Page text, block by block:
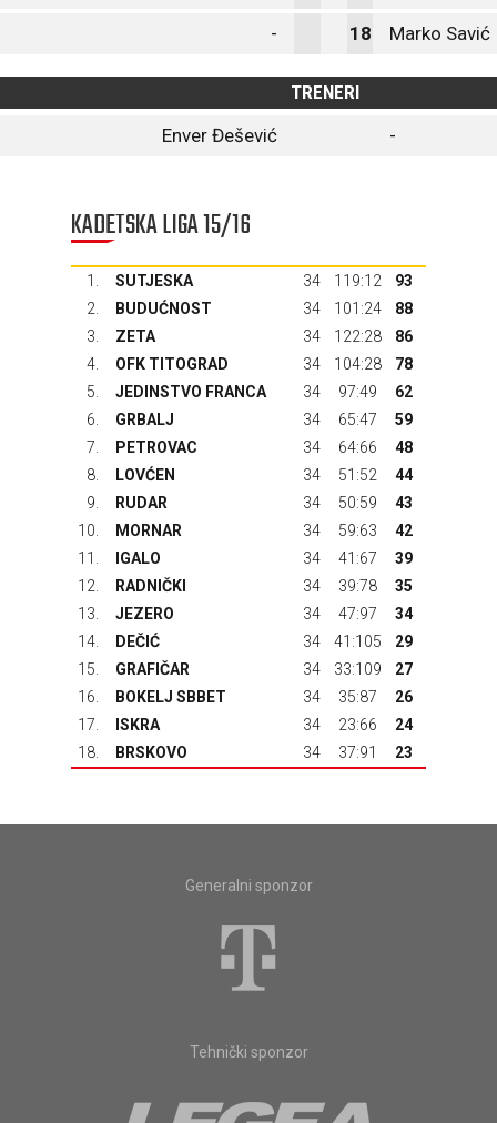
- 18 Marko Savić
TRENERI
Enver Đešević
-
KADETSKA LIGA 15/16
1. SUTJESKA 34 119:12
93
2.
BUDUĆNOST 34 101:24
88
3.
ZETA 34 122:28
86
4.
OFK TITOGRAD 34 104:28
78
5.
JEDINSTVO FRANCA 34 97:49
62
6.
GRBALJ 34 65:47
59
7.
PETROVAC 34 64:66
48
8.
LOVĆEN 34 51:52
44
9.
RUDAR 34 50:59
43
10.
MORNAR 34 59:63
42
11.
IGALO 34 41:67
39
12.
RADNIČKI 34 39:78
35
13.
JEZERO 34 47:97
34
14.
DEČIĆ 34 41:105
29
15.
GRAFIČAR 34 33:109
27
16.
BOKELJ SBBET 34 35:87
26
17.
ISKRA 34 23:66
24
18.
BRSKOVO 34 37:91 23
Generalni sponzor
Tehnički sponzor